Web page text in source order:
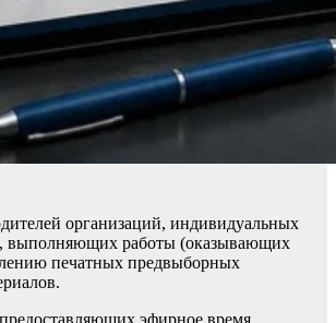
организаций, индивидуальных
выполняющих работы (оказывающих
печатных предвыборных
эфирное время,